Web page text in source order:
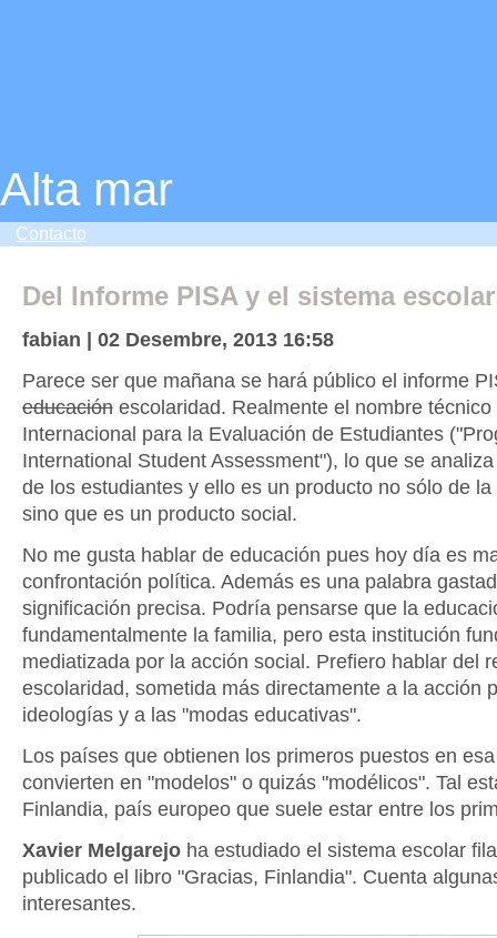
Alta mar
Contacto
Del Informe PISA y el sistema escolar
fabian | 02 Desembre, 2013 16:58
Parece ser que mañana se hará público el informe
educaciónescolaridad. Realmente el nombre técnico
Internacional para la Evaluación de Estudiantes
International Student Assessment"), lo que se
de los estudiantes y ello es un producto no sólo de
sino que es un producto social.
No me gusta hablar de educación pues hoy día es
confrontación política. Además es una palabra
significación precisa. Podría pensarse que la
fundamentalmente la familia, pero esta institución
mediatizada por la acción social. Prefiero hablar del
escolaridad, sometida más directamente a la acción
ideologías y a las "modas educativas".
Los países que obtienen los primeros puestos en
convierten en "modelos" o quizás "modélicos". Tal
Finlandia, país europeo que suele estar entre los
Xavier Melgarejoha estudiado el sistema escolar
publicado el libro "Gracias, Finlandia". Cuenta
interesantes.